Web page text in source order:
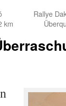
km
Rallye